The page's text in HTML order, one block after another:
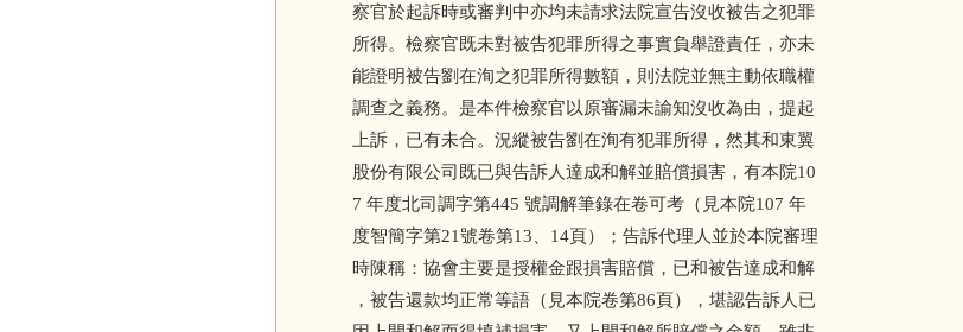
察官於起訴時或審判中亦均未請求法院宣告沒收被告之犯罪
所得。檢察官既未對被告犯罪所得之事實負舉證責任，亦未
能證明被告劉在洵之犯罪所得數額，則法院並無主動依職權
調查之義務。是本件檢察官以原審漏未諭知沒收為由，提起
上訴，已有未合。況縱被告劉在洵有犯罪所得，然其和東翼
股份有限公司既已與告訴人達成和解並賠償損害，有本院10
7 年度北司調字第445 號調解筆錄在卷可考（見本院107 年
度智簡字第21號卷第13、14頁）；告訴代理人並於本院審理
時陳稱：協會主要是授權金跟損害賠償，已和被告達成和解
，被告還款均正常等語（見本院卷第86頁），堪認告訴人已